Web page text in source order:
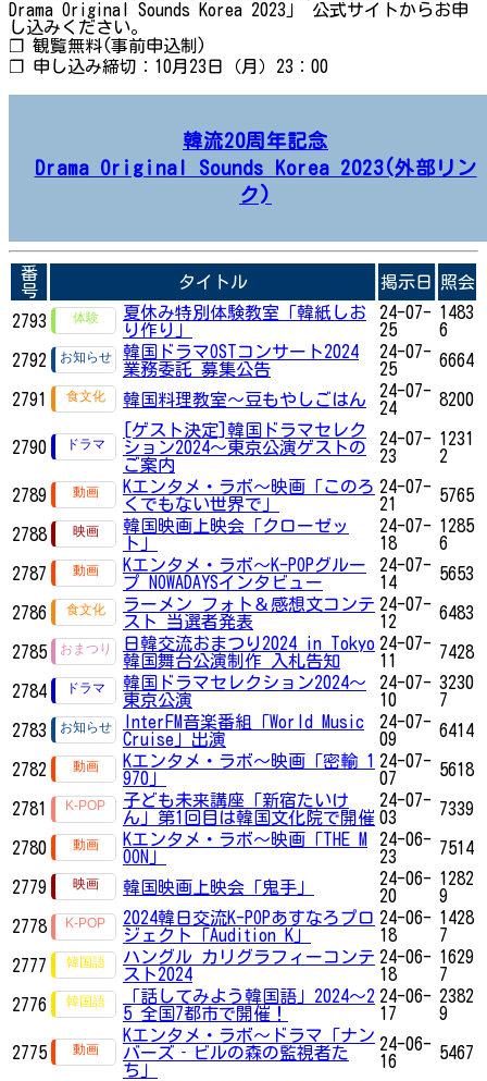
Drama Original Sounds Korea 2023」 公式サイトからお申
し込みください。
❐ 観覧無料(事前申込制)
❐ 申し込み締切：10月23日（月）23：00
韓流20周年記念
Drama Original Sounds Korea 2023(外部リン
ク)
番
号
タイトル 掲示日 照会
2793
夏休み特別体験教室「韓紙しお
り作り」
24-07-
25
1483
6
2792
韓国ドラマOSTコンサート2024
業務委託 募集公告
24-07-
25
6664
2791 韓国料理教室～豆もやしごはん
24-07-
24
8200
2790
[ゲスト決定]韓国ドラマセレク
ション2024～東京公演ゲストの
ご案内
24-07-
23
1231
2
2789
Kエンタメ・ラボ～映画「このろ
くでもない世界で」
24-07-
21
5765
2788
韓国映画上映会「クローゼッ
ト」
24-07-
18
1285
6
2787
Kエンタメ・ラボ～K-POPグルー
プ NOWADAYSインタビュー
24-07-
14
5653
2786
ラーメン フォト＆感想文コンテ
スト 当選者発表
24-07-
12
6483
2785
日韓交流おまつり2024 in Tokyo
韓国舞台公演制作 入札告知
24-07-
11
7428
2784
韓国ドラマセレクション2024～
東京公演
24-07-
10
3230
7
2783
InterFM音楽番組「World Music
Cruise」出演
24-07-
09
6414
2782
Kエンタメ・ラボ～映画「密輸 1
970」
24-07-
07
5618
2781
子ども未来講座「新宿たいけ
ん」第1回目は韓国文化院で開催
24-07-
03
7339
2780
Kエンタメ・ラボ～映画「THE M
OON」
24-06-
23
7514
2779 韓国映画上映会「鬼手」
24-06-
20
1282
9
2778
2024韓日交流K-POPあすなろプロ
ジェクト「Audition K」
24-06-
18
1428
7
2777
ハングル カリグラフィーコンテ
スト2024
24-06-
18
1629
7
2776
「話してみよう韓国語」2024～2
5 全国7都市で開催！
24-06-
17
2382
9
2775
Kエンタメ・ラボ～ドラマ「ナン
バーズ‐ビルの森の監視者た
ち」
24-06-
16
5467